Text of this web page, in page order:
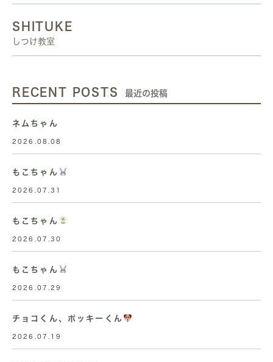
SHITUKE
しつけ教室
RECENT POSTS 最近の投稿
ネムちゃん
2026.08.08
もこちゃん
2026.07.31
もこちゃん
2026.07.30
もこちゃん
2026.07.29
チョコくん、ポッキーくん
2026.07.19